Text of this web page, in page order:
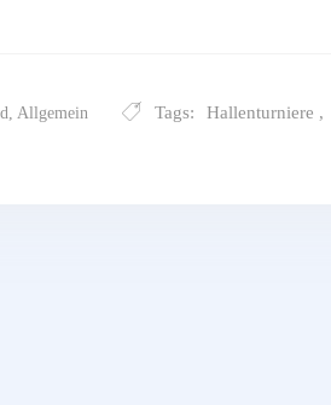
Allgemein Tags: Hallenturniere ,